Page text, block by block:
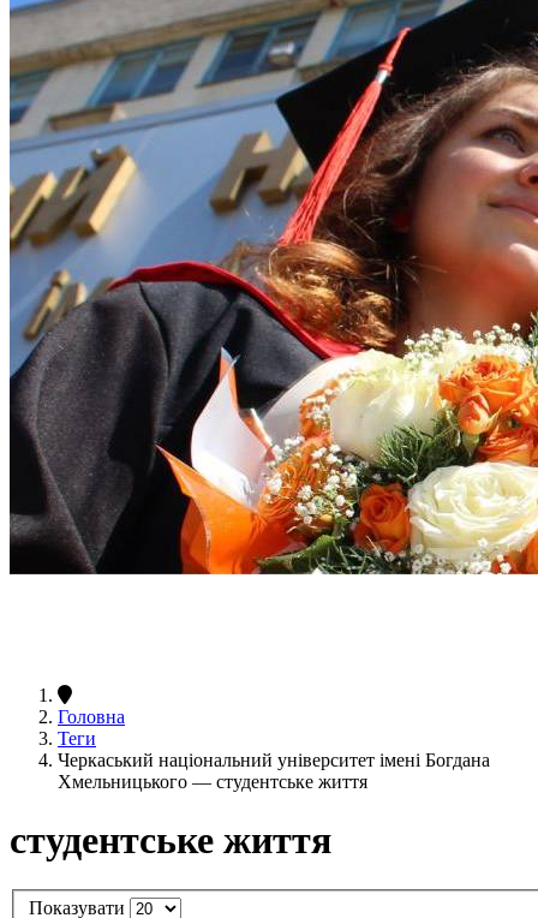
Головна
Теги
Черкаський національний університет імені Богдана
Хмельницького — студентське життя
студентське життя
Показувати